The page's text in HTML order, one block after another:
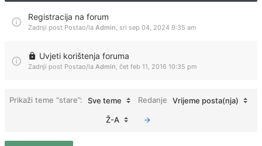
Registracija na forum
Zadnji post Postao/la Admin, sri sep 04, 2024 9:35 am
Uvjeti korištenja foruma
Zadnji post Postao/la Admin, čet feb 11, 2016 10:35 pm
Prikaži teme “stare”: Sve teme Redanje Vrijeme posta(nja)
Ž-A